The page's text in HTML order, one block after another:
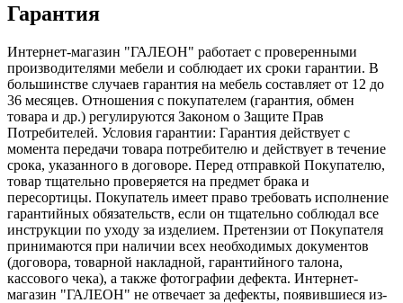
Гарантия
Интернет-магазин "ГАЛЕОН" работает с проверенными
производителями мебели и соблюдает их сроки гарантии. В
большинстве случаев гарантия на мебель составляет от 12 до
36 месяцев. Отношения с покупателем (гарантия, обмен
товара и др.) регулируются Законом о Защите Прав
Потребителей. Условия гарантии: Гарантия действует с
момента передачи товара потребителю и действует в течение
срока, указанного в договоре. Перед отправкой Покупателю,
товар тщательно проверяется на предмет брака и
пересортицы. Покупатель имеет право требовать исполнение
гарантийных обязательств, если он тщательно соблюдал все
инструкции по уходу за изделием. Претензии от Покупателя
принимаются при наличии всех необходимых документов
(договора, товарной накладной, гарантийного талона,
кассового чека), а также фотографии дефекта. Интернет-
магазин "ГАЛЕОН" не отвечает за дефекты, появившиеся из-